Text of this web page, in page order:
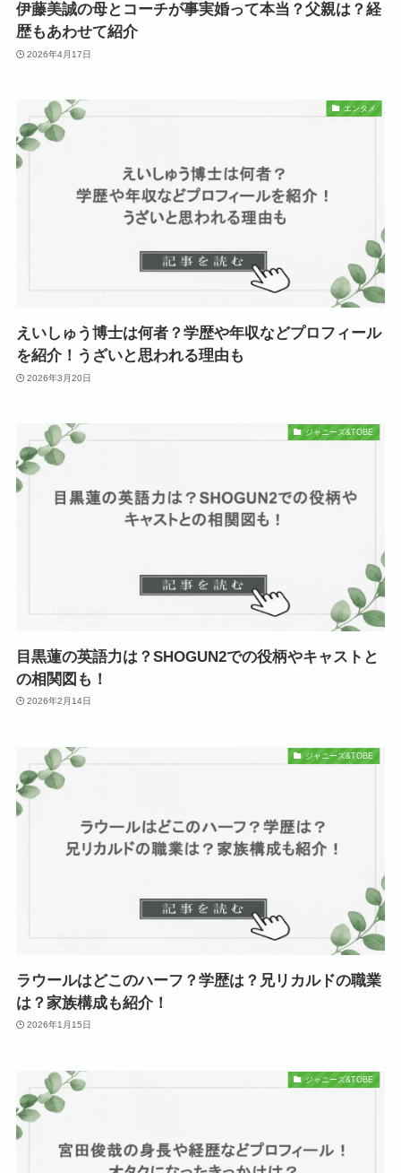
伊藤美誠の母とコーチが事実婚って本当？父親は？経
歴もあわせて紹介
2026年4月17日
エンタメ
えいしゅう博士は何者？学歴や年収などプロフィール
を紹介！うざいと思われる理由も
2026年3月20日
ジャニーズ&TOBE
目黒蓮の英語力は？SHOGUN2での役柄やキャストと
の相関図も！
2026年2月14日
ジャニーズ&TOBE
ラウールはどこのハーフ？学歴は？兄リカルドの職業
は？家族構成も紹介！
2026年1月15日
ジャニーズ&TOBE